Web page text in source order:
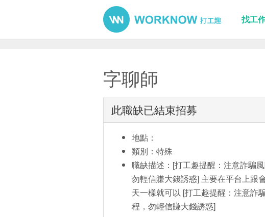
找工
字聊師
此職缺已結束招募
地點：
類別：特殊
職缺描述：[打工趣提醒：注意詐騙
勿輕信賺大錢誘惑] 主要在平台上跟
天一樣就可以 [打工趣提醒：注意詐
程，勿輕信賺大錢誘惑]